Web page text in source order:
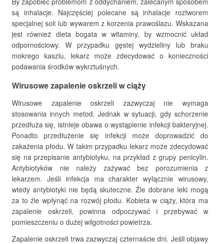
są inhalacje. Najczęściej polecane są inhalacje roztworem
specjalnej soli lub wywarem z korzenia prawoślazu. Wskazana
jest również dieta bogata w witaminy, by wzmocnić układ
odpornościowy. W przypadku gęstej wydzieliny lub braku
mokrego kaszlu, lekarz może zdecydować o konieczności
podawania środków wykrztuśnych.
Wirusowe zapalenie oskrzeli w ciąży
Wirusowe zapalenie oskrzeli zazwyczaj nie wymaga
stosowania innych metod. Jednak w sytuacji, gdy schorzenie
przedłuża się, istnieje obawa o wystąpienie infekcji bakteryjnej.
Ponadto przedłużenie się infekcji może doprowadzić do
zakażenia płodu. W takim przypadku lekarz może zdecydować
się na przepisanie antybiotyku, na przykład z grupy penicylin.
Antybiotyków nie należy zażywać bez porozumienia z
lekarzem. Jeśli infekcja ma charakter wyłącznie wirusowy,
wtedy antybiotyki nie będą skuteczne. Źle dobrane leki mogą
za to źle wpłynąć na rozwój płodu. Kobieta w ciąży, która ma
zapalenie oskrzeli, powinna odpoczywać i przebywać w
pomieszczeniu o dużej wilgotności powietrza.
Zapalenie oskrzeli trwa zazwyczaj czternaście dni. Jeśli objawy